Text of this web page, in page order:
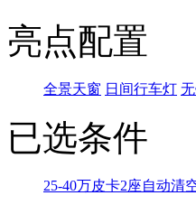
亮点配置
全景天窗 日间行车灯
已选条件
25-40万皮卡2座自动清